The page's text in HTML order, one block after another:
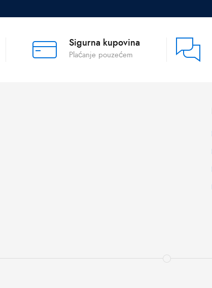
Sigurna kupovina
Plaćanje pouzećem